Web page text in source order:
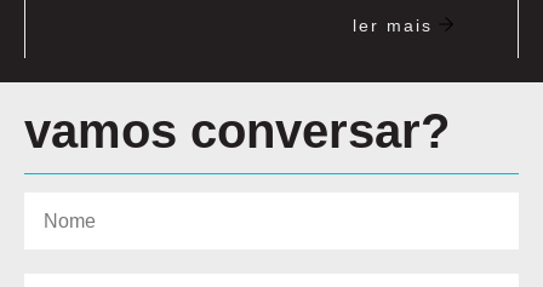
ler mais
vamos conversar?